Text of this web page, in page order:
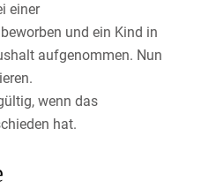
einer
und ein Kind in
aufgenommen. Nun
wenn das
hat.